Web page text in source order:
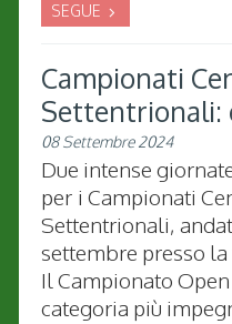
SEGUE
Campionati
Settentrionali:
08 Settembre 2024
Due intense
per i Campionati
Settentrionali,
settembre presso la
Il Campionato Open
categoria più